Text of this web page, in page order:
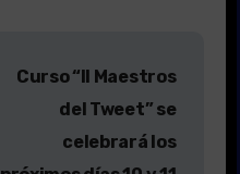
Curso “II Maestros
del Tweet” se
celebrará los